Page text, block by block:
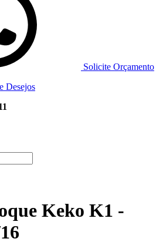
Solicite Orçamento
Desejos
Keko K1 -